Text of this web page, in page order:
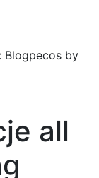
Blogpecos by
all